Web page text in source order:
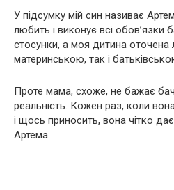
У підсумку мій син називає
любить і виконує всі обов’язки
стосунки, а моя дитина
материнською, так і
Проте мама, схоже, не бажає
реальність. Кожен раз, коли
і щось приносить, вона чітко
Артема.